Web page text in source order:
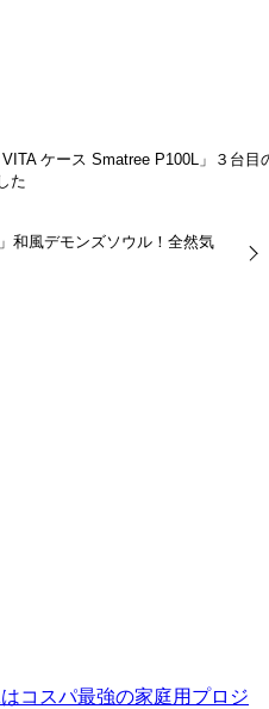
ケース Smatree P100L」３台目
た
和風デモンズソウル！全然気
コスパ最強の家庭用プロジ